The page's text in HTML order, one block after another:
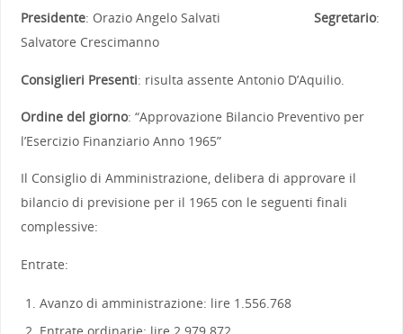
Presidente: Orazio Angelo Salvati Segretario:
Salvatore Crescimanno
Consiglieri Presenti: risulta assente Antonio D’Aquilio.
Ordine del giorno: “Approvazione Bilancio Preventivo per
l’Esercizio Finanziario Anno 1965”
Il Consiglio di Amministrazione, delibera di approvare il
bilancio di previsione per il 1965 con le seguenti finali
complessive:
Entrate:
Avanzo di amministrazione: lire 1.556.768